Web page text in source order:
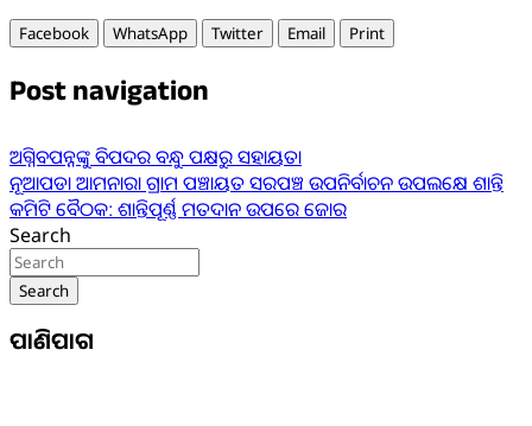
Facebook WhatsApp Twitter Email Print
Post navigation
ଅଗ୍ନିବପନ୍ନଙ୍କୁ ବିପଦର ବନ୍ଧୁ ପକ୍ଷରୁ ସହାୟତା
ନୂଆପଡା ଆମନାରା ଗ୍ରାମ ପଞ୍ଚାୟତ ସରପଞ୍ଚ ଉପନିର୍ବାଚନ ଉପଲକ୍ଷେ ଶାନ୍ତି
କମିଟି ବୈଠକ: ଶାନ୍ତିପୂର୍ଣ୍ଣ ମତଦାନ ଉପରେ ଜୋର
Search
Search
ପାଣିପାଗ